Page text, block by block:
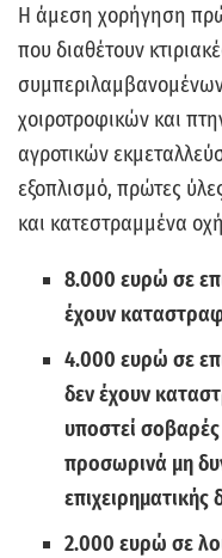
Η άμεση χορήγηση
που διαθέτουν
χοιροτροφικών και
αγροτικών
εξοπλισμό, πρώτες
και κατεστραμμένα
8.000 ευρώ σε
έχουν
4.000 ευρώ σε
δεν έχουν
υποστεί
προσωρινά μη
επιχειρηματικής
2.000 ευρώ σε